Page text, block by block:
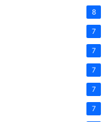
8
7
7
7
7
7